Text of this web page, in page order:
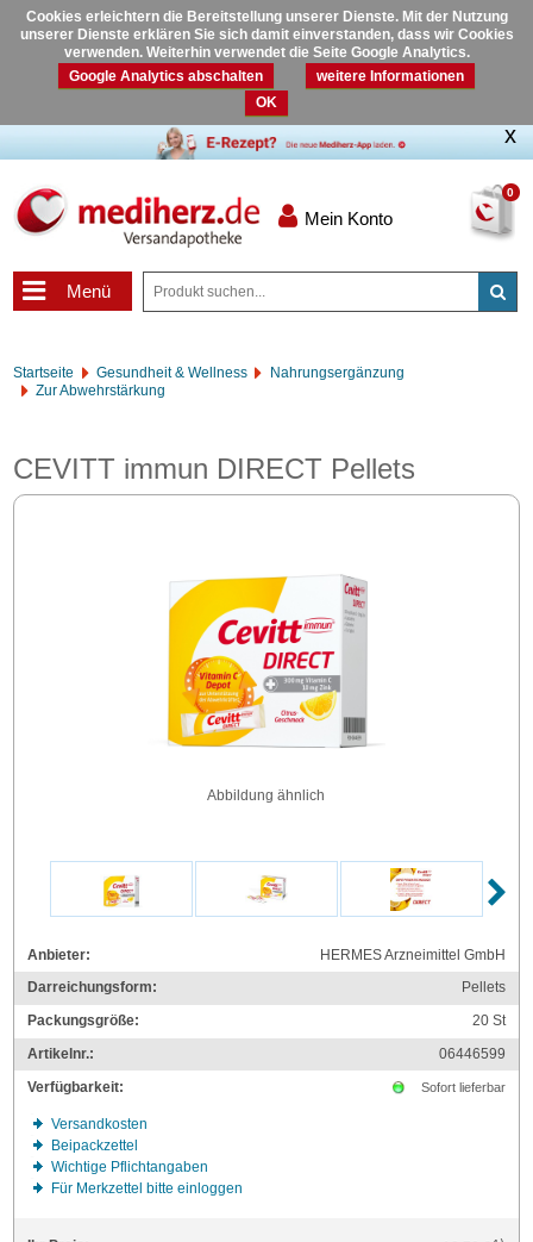
Cookies erleichtern die Bereitstellung unserer Dienste. Mit der Nutzung
unserer Dienste erklären Sie sich damit einverstanden, dass wir Cookies
verwenden. Weiterhin verwendet die Seite Google Analytics.
Google Analytics abschalten
weitere Informationen
OK
0
Mein Konto
Menü
Startseite Gesundheit & Wellness
Nahrungsergänzung
Zur Abwehrstärkung
CEVITT immun DIRECT Pellets
Abbildung ähnlich
Anbieter:
HERMES Arzneimittel GmbH
Darreichungsform:
Pellets
Packungsgröße:
20St
Artikelnr.:
06446599
Verfügbarkeit:
Sofort lieferbar
Versandkosten
Beipackzettel
Wichtige Pflichtangaben
Für Merkzettel bitte einloggen